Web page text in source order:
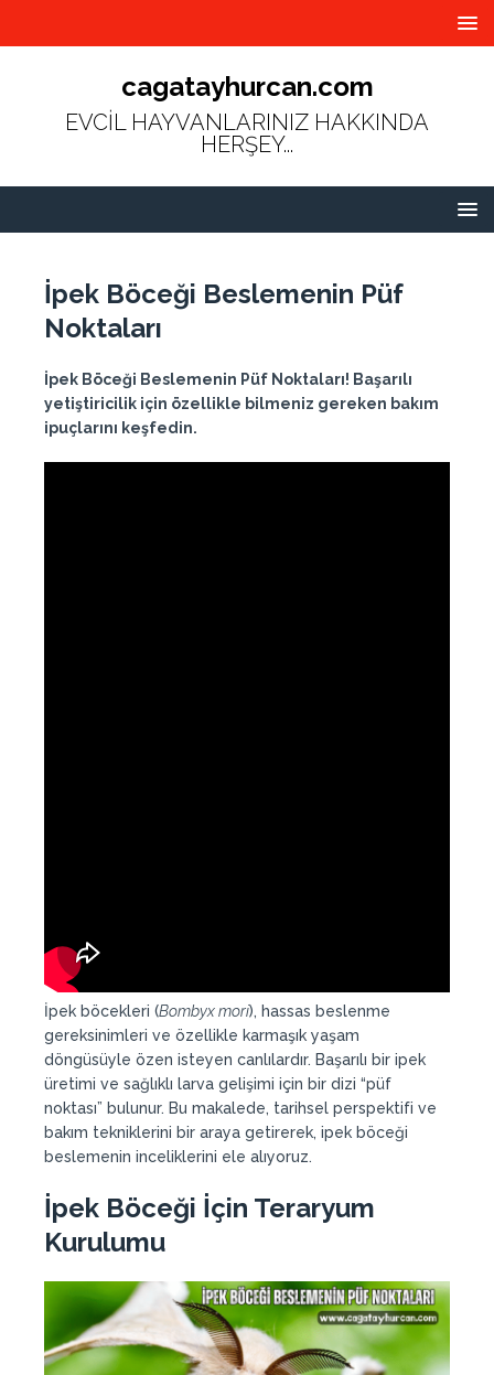
cagatayhurcan.com
EVCİL HAYVANLARINIZ HAKKINDA
HERŞEY...
İpek Böceği Beslemenin Püf
Noktaları
İpek Böceği Beslemenin Püf Noktaları! Başarılı
yetiştiricilik için özellikle bilmeniz gereken bakım
ipuçlarını keşfedin.
İpek böcekleri (Bombyx mori), hassas beslenme
gereksinimleri ve özellikle karmaşık yaşam
döngüsüyle özen isteyen canlılardır. Başarılı bir ipek
üretimi ve sağlıklı larva gelişimi için bir dizi “püf
noktası” bulunur. Bu makalede, tarihsel perspektifi ve
bakım tekniklerini bir araya getirerek, ipek böceği
beslemenin inceliklerini ele alıyoruz.
İpek Böceği İçin Teraryum
Kurulumu